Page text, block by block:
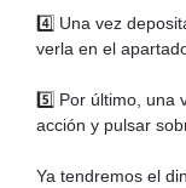
4️⃣ Una vez
verla en el
5️⃣ Por último, una
acción y pulsar
Ya tendremos el